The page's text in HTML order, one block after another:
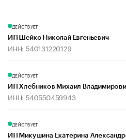
ДЕЙСТВУЕТ
ИП Шейко Николай Евгеньевич
ИНН: 540131220129
ДЕЙСТВУЕТ
ИП Хлебников Михаил
ИНН: 540550459943
ДЕЙСТВУЕТ
ИП Микушина Екатерина